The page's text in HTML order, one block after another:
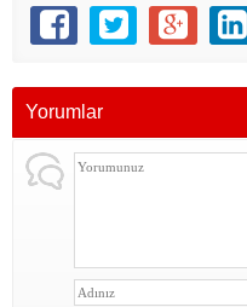
Yorumlar